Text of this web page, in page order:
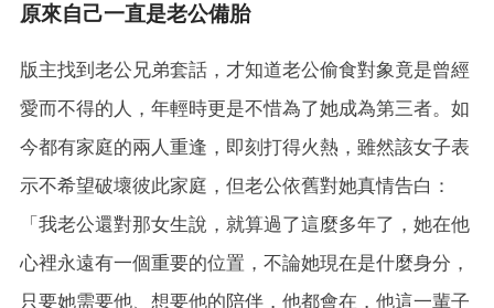
原來自己一直是老公備胎
版主找到老公兄弟套話，才知道老公偷食對象竟是曾經
愛而不得的人，年輕時更是不惜為了她成為第三者。如
今都有家庭的兩人重逢，即刻打得火熱，雖然該女子表
示不希望破壞彼此家庭，但老公依舊對她真情告白：
「我老公還對那女生說，就算過了這麼多年了，她在他
心裡永遠有一個重要的位置，不論她現在是什麼身分，
只要她需要他、想要他的陪伴，他都會在，他這一輩子